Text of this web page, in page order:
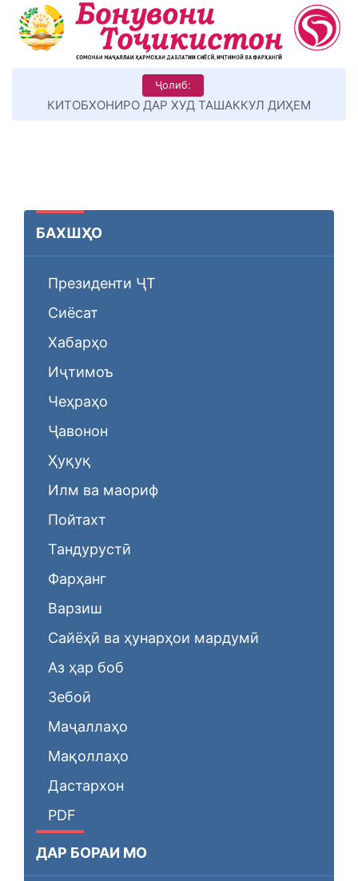
Ҷолиб:
КИТОБХОНИРО ДАР ХУД ТАШАККУЛ ДИҲЕМ
БАХШҲО
Президенти ҶТ
Сиёсат
Хабарҳо
Иҷтимоъ
Чеҳраҳо
Ҷавонон
Ҳуқуқ
Илм ва маориф
Пойтахт
Тандурустӣ
Фарҳанг
Варзиш
Сайёҳӣ ва ҳунарҳои мардумӣ
Аз ҳар боб
Зебоӣ
Маҷаллаҳо
Мақоллаҳо
Дастархон
PDF
ДАР БОРАИ МО